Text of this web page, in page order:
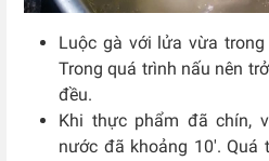
Luộc gà với lửa vừa
Trong quá trình nấu nên
đều.
Khi thực phẩm đã chín,
nước đã khoảng 10′.